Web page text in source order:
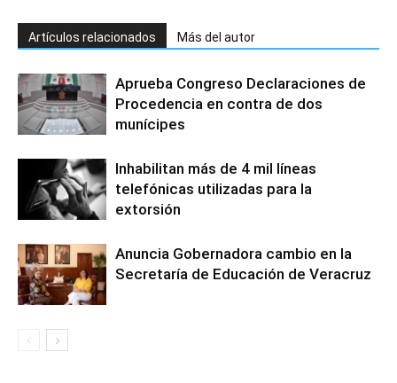
Artículos relacionados Más del autor
Aprueba Congreso Declaraciones de
Procedencia en contra de dos
munícipes
Inhabilitan más de 4 mil líneas
telefónicas utilizadas para la
extorsión
Anuncia Gobernadora cambio en la
Secretaría de Educación de Veracruz